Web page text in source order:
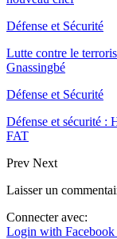
Défense et Sécurité
Lutte contre le
Gnassingbé
Défense et Sécurité
Défense et sécurité :
FAT
Prev Next
Laisser un
Connecter avec:
Login with Facebook